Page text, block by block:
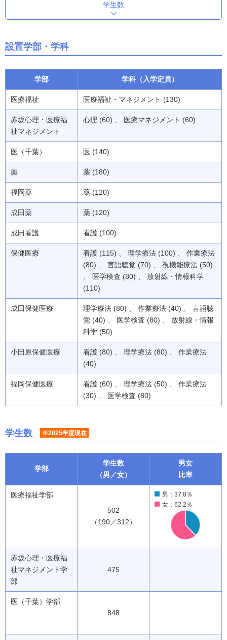
学生数
設置学部・学科
学部 学科（入学定員）
医療福祉 医療福祉・マネジメント (130)
赤坂心理・医療福
祉マネジメント
心理 (60) 、 医療マネジメント (60)
医（千葉） 医 (140)
薬 薬 (180)
福岡薬 薬 (120)
成田薬 薬 (120)
成田看護 看護 (100)
保健医療
看護 (115) 、 理学療法 (100) 、 作業療法
(80) 、 言語聴覚 (70) 、 視機能療法 (50)
、 医学検査 (80) 、 放射線・情報科学
(110)
成田保健医療
理学療法 (80) 、 作業療法 (40) 、 言語聴
覚 (40) 、 医学検査 (80) 、 放射線・情報
科学 (50)
小田原保健医療
看護 (80) 、 理学療法 (80) 、 作業療法
(40)
福岡保健医療
看護 (60) 、 理学療法 (50) 、 作業療法
(30) 、 医学検査 (80)
学生数 ※2025年度現在
学部
学生数
（男／女）
男女
比率
医療福祉学部
502
（190／312）
男：37.8％
女：62.2％
赤坂心理・医療福
祉マネジメント学
部
475
医（千葉）学部
848